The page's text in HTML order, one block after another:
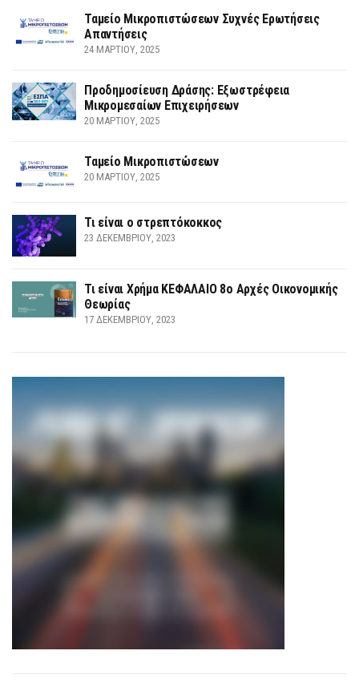
Ταμείο Μικροπιστώσεων Συχνές Ερωτήσεις
Απαντήσεις
24 ΜΑΡΤΊΟΥ, 2025
Προδημοσίευση Δράσης: Εξωστρέφεια
Μικρομεσαίων Επιχειρήσεων
20 ΜΑΡΤΊΟΥ, 2025
Ταμείο Μικροπιστώσεων
20 ΜΑΡΤΊΟΥ, 2025
Τι είναι ο στρεπτόκοκκος
23 ΔΕΚΕΜΒΡΊΟΥ, 2023
Τι είναι Χρήμα ΚΕΦΑΛΑΙΟ 8ο Αρχές Οικονομικής
Θεωρίας
17 ΔΕΚΕΜΒΡΊΟΥ, 2023